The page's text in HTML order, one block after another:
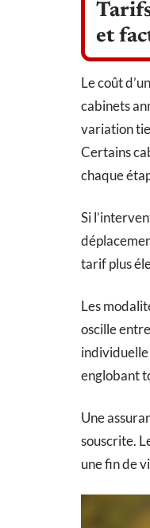
et
Le coût
cabinets
variation
Certains
chaque
Si
tarif plus
Les
oscille
individuelle
englobant
Une
souscrite.
une fin de